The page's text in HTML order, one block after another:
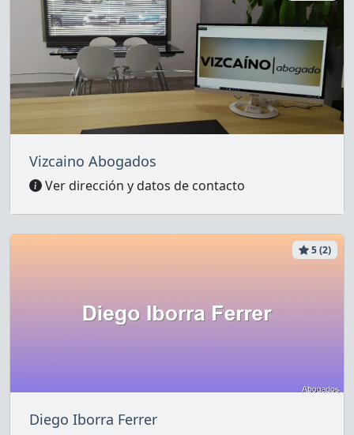
Vizcaino Abogados
Ver dirección y datos de contacto
5 (2)
Diego Iborra Ferrer